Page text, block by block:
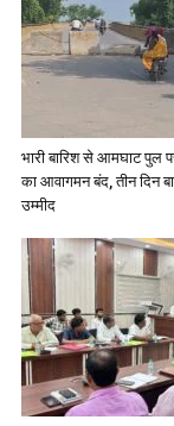
भारी बारिश से आमघाट पुल
का आवागमन बंद, तीन दिन
उम्मीद